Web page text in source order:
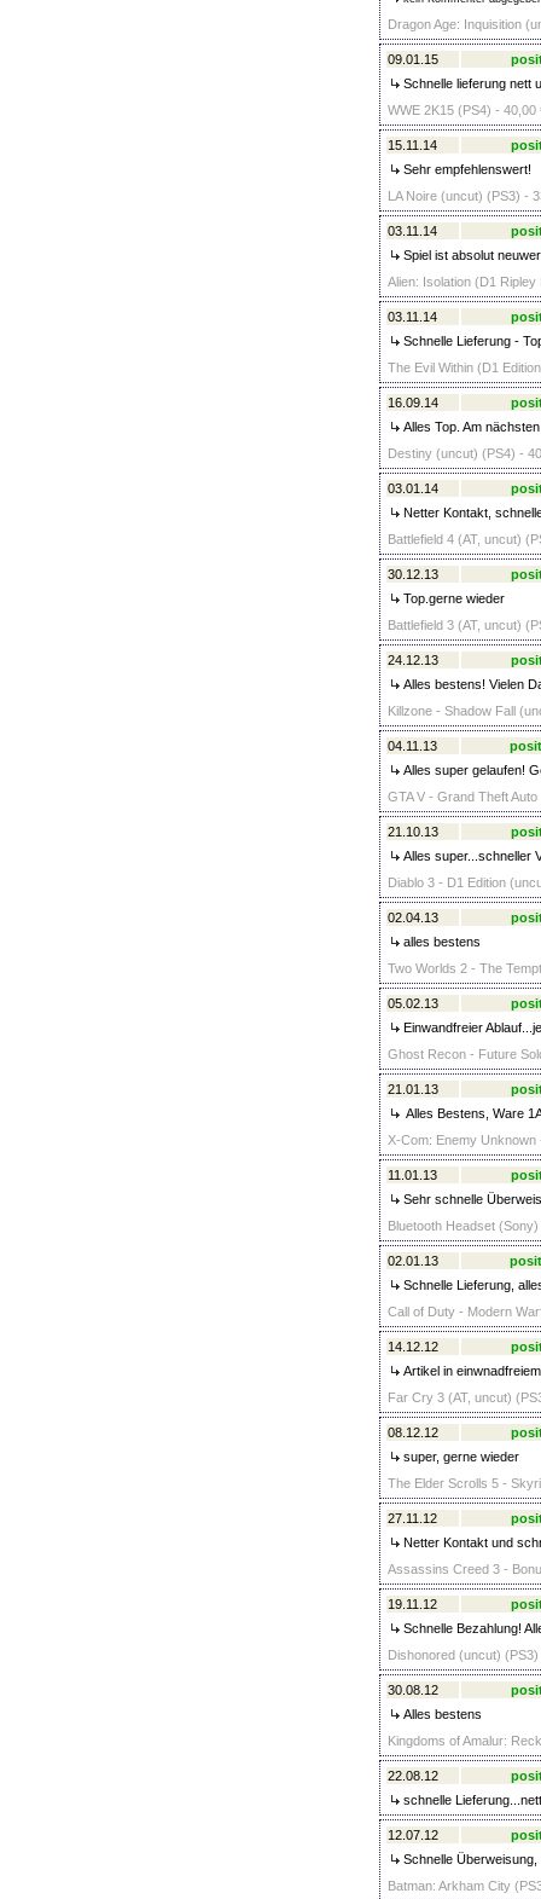
Dragon Age: Inquisition
09.01.15
Schnelle lieferung nett
WWE 2K15 (PS4) - 40,00
15.11.14
Sehr empfehlenswert!
LA Noire (uncut) (PS3) -
03.11.14
Spiel ist absolut
Alien: Isolation (D1
03.11.14
Schnelle Lieferung -
The Evil Within (D1
16.09.14
Alles Top. Am
Destiny (uncut) (PS4) -
03.01.14
Netter Kontakt,
Battlefield 4 (AT, uncut)
30.12.13
Top.gerne wieder
Battlefield 3 (AT, uncut)
24.12.13
Alles bestens! Vielen
Killzone - Shadow Fall
04.11.13
Alles super gelaufen!
GTA V - Grand Theft
21.10.13
Alles super...schneller
Diablo 3 - D1 Edition
02.04.13
alles bestens
Two Worlds 2 - The
05.02.13
Einwandfreier
Ghost Recon - Future
21.01.13
Alles Bestens, Ware
X-Com: Enemy
11.01.13
Sehr schnelle
Bluetooth Headset
02.01.13
Schnelle Lieferung,
Call of Duty - Modern
14.12.12
Artikel in
Far Cry 3 (AT, uncut)
08.12.12
super, gerne wieder
The Elder Scrolls 5 -
27.11.12
Netter Kontakt und
Assassins Creed 3 -
19.11.12
Schnelle Bezahlung!
Dishonored (uncut)
30.08.12
Alles bestens
Kingdoms of Amalur:
22.08.12
schnelle
12.07.12
Schnelle
Batman: Arkham City